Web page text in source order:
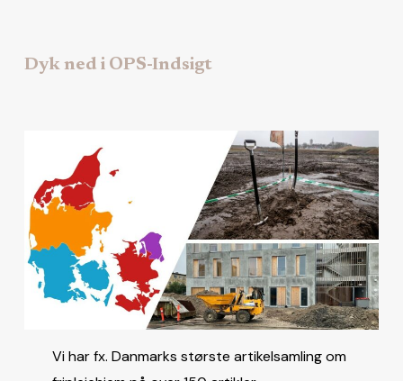
Dyk ned i OPS-Indsigt
Vi har fx. Danmarks største artikelsamling om